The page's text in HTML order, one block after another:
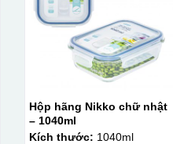
Hộp hãng Nikko chữ nhật
– 1040ml
Kích thước: 1040ml